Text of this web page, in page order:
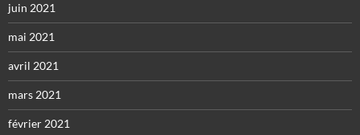
juin 2021
mai 2021
avril 2021
mars 2021
février 2021